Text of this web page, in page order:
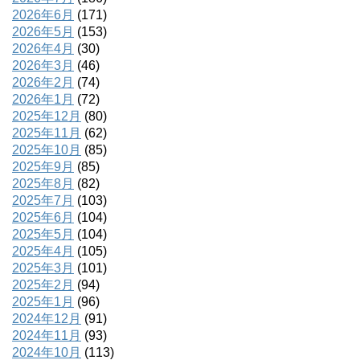
2026年6月 (171)
2026年5月 (153)
2026年4月 (30)
2026年3月 (46)
2026年2月 (74)
2026年1月 (72)
2025年12月 (80)
2025年11月 (62)
2025年10月 (85)
2025年9月 (85)
2025年8月 (82)
2025年7月 (103)
2025年6月 (104)
2025年5月 (104)
2025年4月 (105)
2025年3月 (101)
2025年2月 (94)
2025年1月 (96)
2024年12月 (91)
2024年11月 (93)
2024年10月 (113)